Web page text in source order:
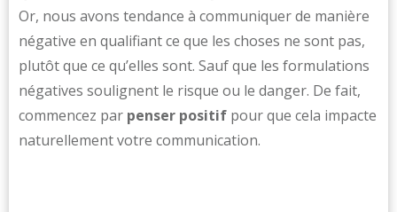
Or, nous avons tendance à communiquer de manière
négative en qualifiant ce que les choses ne sont pas,
plutôt que ce qu’elles sont. Sauf que les formulations
négatives soulignent le risque ou le danger. De fait,
commencez par penser positif pour que cela impacte
naturellement votre communication.